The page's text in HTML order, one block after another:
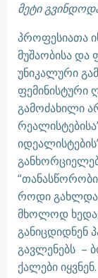
მეტი
პროფესიათა
მუშაობისა და
უნიკალური
ფემინისტური
გამოძახილი
როდი
მხოლოდ
განიცდიდნენ
გავლენებს –
ქალები